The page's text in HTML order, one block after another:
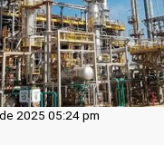
2025 05:24 pm